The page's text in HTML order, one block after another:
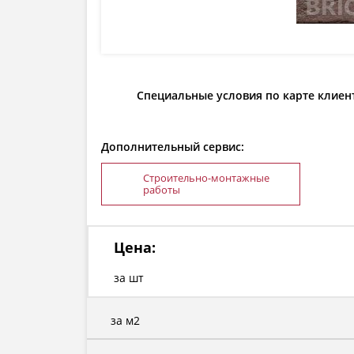
Специальные условия по карте
Дополнительный сервис:
Строительно-монтажные
работы
Цена:
за шт
за м2